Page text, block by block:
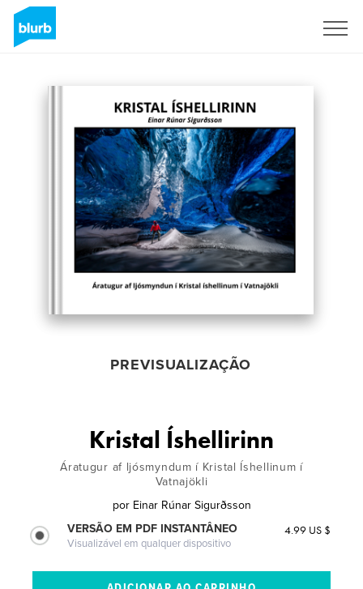
PREVISUALIZAÇÃO
Kristal Íshellirinn
Áratugur af ljósmyndum í Kristal Íshellinum í
Vatnajökli
por Einar Rúnar Sigurðsson
VERSÃO EM PDF INSTANTÂNEO
Visualizável em qualquer dispositivo
4.99 US $